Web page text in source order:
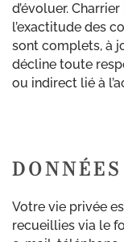
d’évoluer.
l’exactitude des
sont complets, à
décline toute
ou indirect lié à
Votre vie privée
recueillies via le